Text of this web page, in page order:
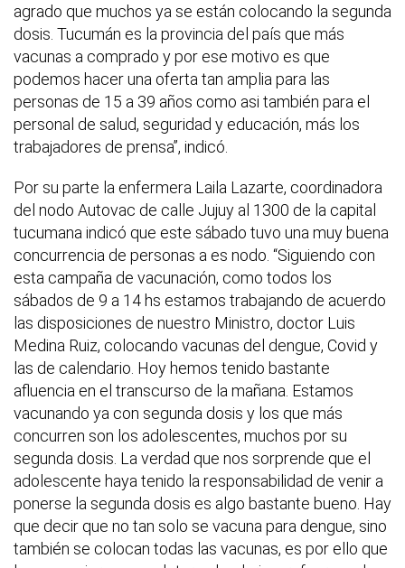
agrado que muchos ya se están colocando la segunda
dosis. Tucumán es la provincia del país que más
vacunas a comprado y por ese motivo es que
podemos hacer una oferta tan amplia para las
personas de 15 a 39 años como asi también para el
personal de salud, seguridad y educación, más los
trabajadores de prensa”, indicó.
Por su parte la enfermera Laila Lazarte, coordinadora
del nodo Autovac de calle Jujuy al 1300 de la capital
tucumana indicó que este sábado tuvo una muy buena
concurrencia de personas a es nodo. “Siguiendo con
esta campaña de vacunación, como todos los
sábados de 9 a 14 hs estamos trabajando de acuerdo
las disposiciones de nuestro Ministro, doctor Luis
Medina Ruiz, colocando vacunas del dengue, Covid y
las de calendario. Hoy hemos tenido bastante
afluencia en el transcurso de la mañana. Estamos
vacunando ya con segunda dosis y los que más
concurren son los adolescentes, muchos por su
segunda dosis. La verdad que nos sorprende que el
adolescente haya tenido la responsabilidad de venir a
ponerse la segunda dosis es algo bastante bueno. Hay
que decir que no tan solo se vacuna para dengue, sino
también se colocan todas las vacunas, es por ello que